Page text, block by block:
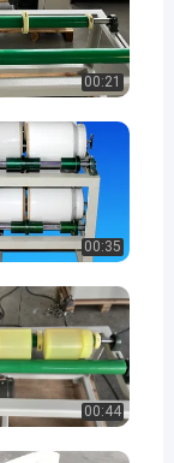
00:21
00:35
00:44